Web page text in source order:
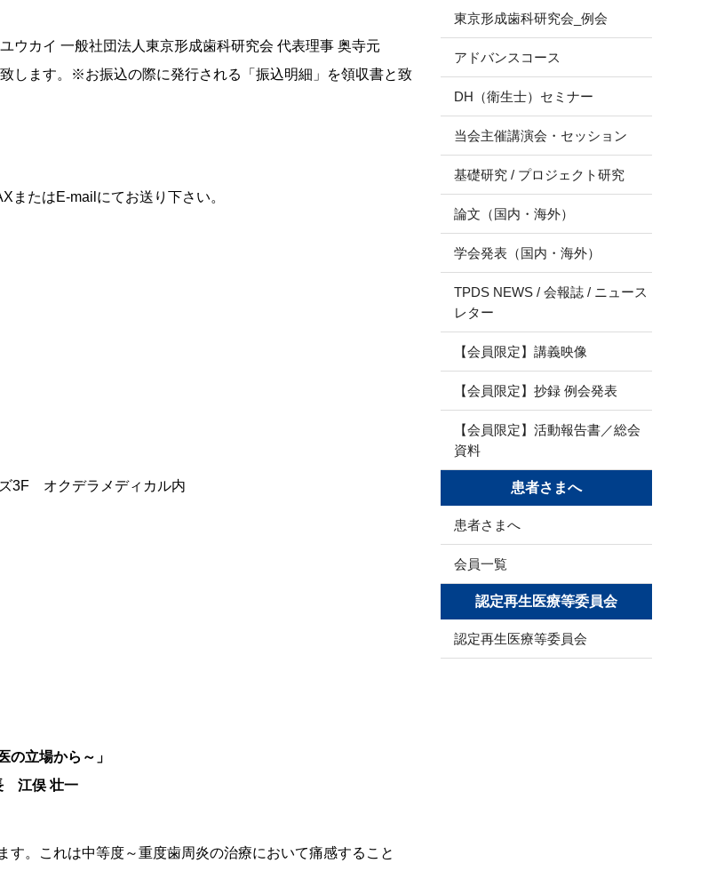
ウカイ 一般社団法人東京形成歯科研究会 代表理事 奥寺元
します。※お振込の際に発行される「振込明細」を領収書と致
またはE-mailにてお送り下さい。
3F オクデラメディカル内
の立場から～」
江俣 壮一
。これは中等度～重度歯周炎の治療において痛感すること
東京形成歯科研究会_例会
アドバンスコース
DH（衛生士）セミナー
当会主催講演会・セッション
基礎研究 / プロジェクト研究
論文（国内・海外）
学会発表（国内・海外）
TPDS NEWS / 会報誌 / ニュース
レター
【会員限定】講義映像
【会員限定】抄録 例会発表
【会員限定】活動報告書／総会
資料
患者さまへ
患者さまへ
会員一覧
認定再生医療等委員会
認定再生医療等委員会